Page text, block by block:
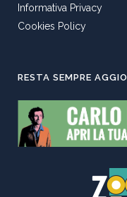
Informativa Privacy
Cookies Policy
RESTA SEMPRE